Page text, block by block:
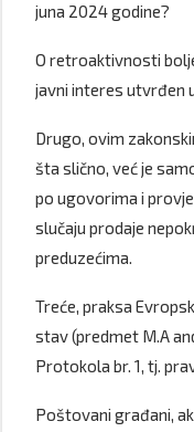
juna 2024 godine?
O retroaktivnosti
javni interes utvrđen
Drugo, ovim
šta slično, već je
po ugovorima i
slučaju prodaje
preduzećima.
Treće, praksa
stav (predmet M.A
Protokola br. 1, tj.
Poštovani građani,